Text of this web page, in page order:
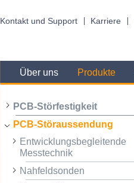
Kontakt und Support Karriere
Über uns Produkte
PCB-Störfestigkeit
PCB-Störaussendung
Entwicklungsbegleitende
Messtechnik
Nahfeldsonden